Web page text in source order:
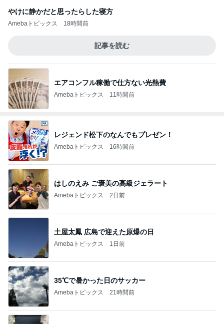
やけに静かだと思ったらした寝方
Amebaトピックス 18時間前
記事を読む
エアコンフル稼働で仕方ない光熱費
Amebaトピックス 11時間前
レジェンド松下のなんでもプレゼン！
Amebaトピックス 16時間前
はしのえみ ご褒美の高級ジェラート
Amebaトピックス 2日前
土屋太鳳 広島で迎えた原爆の日
Amebaトピックス 1日前
35℃で暑かった日のサッカー
Amebaトピックス 21時間前